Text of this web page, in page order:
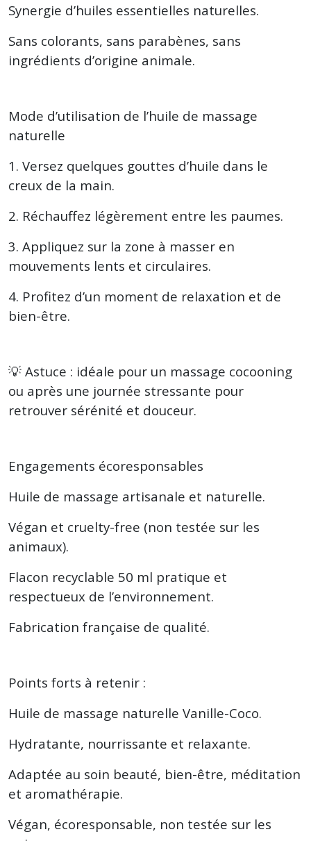
Synergie d’huiles essentielles naturelles.
Sans colorants, sans parabènes, sans
ingrédients d’origine animale.
Mode d’utilisation de l’huile de massage
naturelle
1. Versez quelques gouttes d’huile dans le
creux de la main.
2. Réchauffez légèrement entre les paumes.
3. Appliquez sur la zone à masser en
mouvements lents et circulaires.
4. Profitez d’un moment de relaxation et de
bien-être.
💡 Astuce : idéale pour un massage cocooning
ou après une journée stressante pour
retrouver sérénité et douceur.
Engagements écoresponsables
Huile de massage artisanale et naturelle.
Végan et cruelty-free (non testée sur les
animaux).
Flacon recyclable 50 ml pratique et
respectueux de l’environnement.
Fabrication française de qualité.
Points forts à retenir :
Huile de massage naturelle Vanille-Coco.
Hydratante, nourrissante et relaxante.
Adaptée au soin beauté, bien-être, méditation
et aromathérapie.
Végan, écoresponsable, non testée sur les